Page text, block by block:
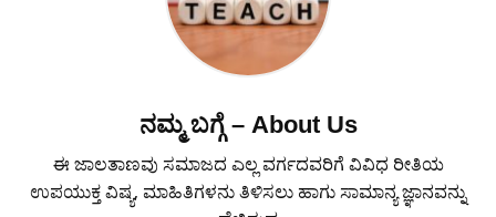
ನಮ್ಮ ಬಗ್ಗೆ – About Us
ಈ ಜಾಲತಾಣವು ಸಮಾಜದ ಎಲ್ಲ ವರ್ಗದವರಿಗೆ ವಿವಿಧ ರೀತಿಯ
ಉಪಯುಕ್ತ ವಿಷ್ಯ, ಮಾಹಿತಿಗಳನು ತಿಳಿಸಲು ಹಾಗು ಸಾಮಾನ್ಯ ಜ್ಞಾನವನ್ನು